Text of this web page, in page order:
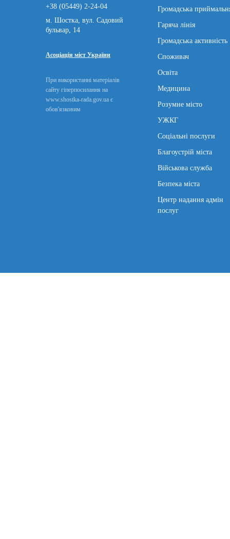
+38 (05449) 2-24-04
м. Шостка, вул. Садовий
бульвар, 14
Асоціація міст України
При використанні матеріалів
сайту гіперпосилання на
www.shostka-rada.gov.ua є
обов'язковим
Громадська
Гаряча лінія
Громадська активність
Споживач
Освіта
Медицина
Розумне місто
УЖКГ
Соціальні послуги
Благоустрій міста
Військова служба
Безпека міста
Центр надання адмін
послуг